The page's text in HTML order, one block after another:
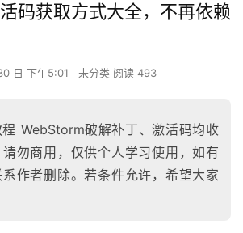
码获取方式大全，不再依赖
日 下午5:01 未分类 阅读 493
WebStorm破解补丁、激活码均收
勿商用，仅供个人学习使用，如有
作者删除。若条件允许，希望大家